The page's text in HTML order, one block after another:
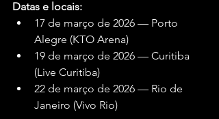
Datas e locais:
17 de março de 2026 — Porto
Alegre (KTO Arena)
19 de março de 2026 — Curitiba
(Live Curitiba)
22 de março de 2026 — Rio de
Janeiro (Vivo Rio)